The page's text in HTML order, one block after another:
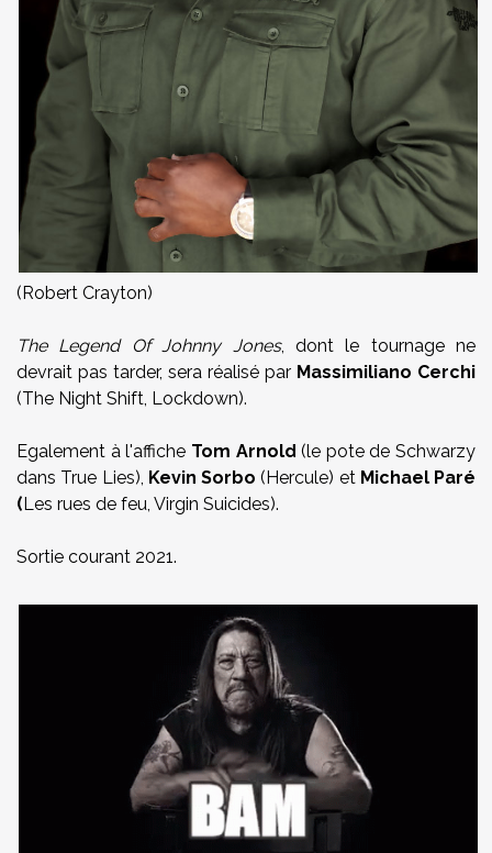
(Robert Crayton)
The Legend Of Johnny Jones, dont le tournage ne
devrait pas tarder, sera réalisé par Massimiliano Cerchi
(The Night Shift, Lockdown).
Egalement à l'affiche Tom Arnold (le pote de Schwarzy
dans True Lies), Kevin Sorbo (Hercule) etMichael Paré
(Les rues de feu, Virgin Suicides).
Sortie courant 2021.